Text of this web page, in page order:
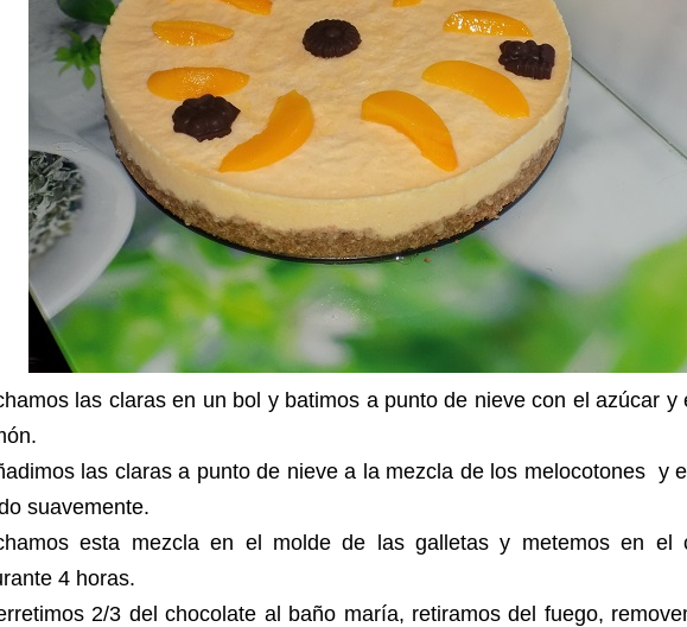
las claras en un bol y batimos a punto de nieve con el azúcar y
las claras a punto de nieve a la mezcla de los melocotones y
suavemente.
esta mezcla en el molde de las galletas y metemos en el
4 horas.
2/3 del chocolate al baño maría, retiramos del fuego,